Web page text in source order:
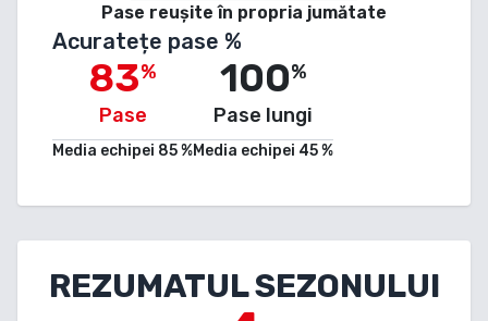
Pase reușite în propria jumătate
Acuratețe pase %
83%
Pase
Media echipei 85%
100%
Pase lungi
Media echipei 45%
REZUMATUL SEZONULUI